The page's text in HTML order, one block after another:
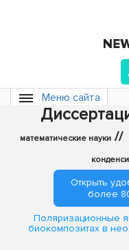
Меню сайта
математические науки //
Открыть
более
Поляризационные
биокомпозитах в